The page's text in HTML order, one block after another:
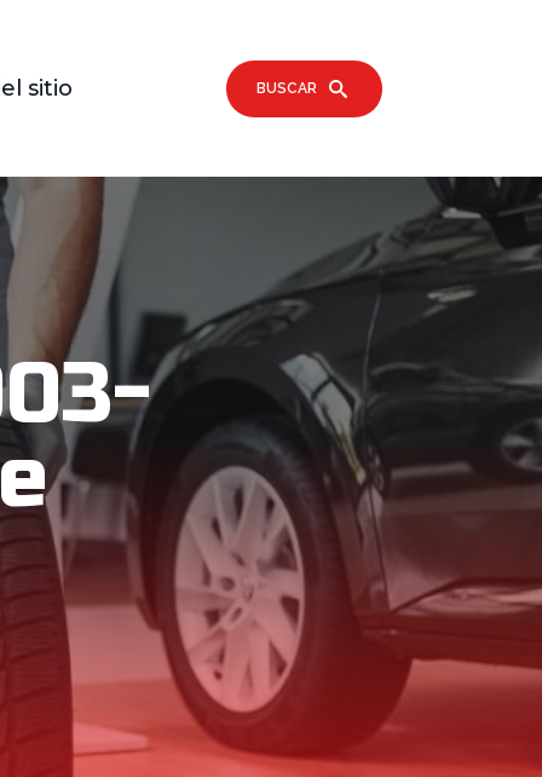
sitio BUSCAR